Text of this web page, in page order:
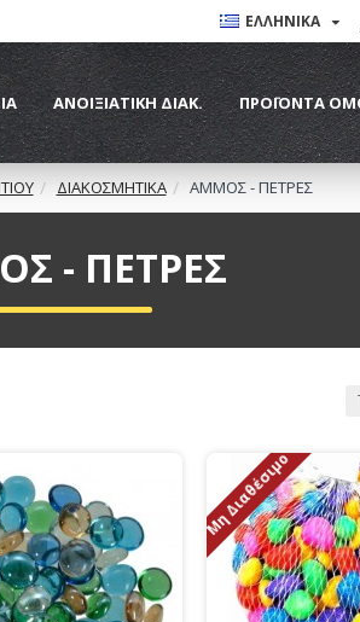
ΕΛΛΗΝΙΚΆ
ΑΝΟΙΞΙΑΤΙΚΗ ΔΙΑΚ. ΠΡΟΪΌΝΤΑ
ΔΙΑΚΟΣΜΗΤΙΚΑ ΑΜΜΟΣ - ΠΕΤΡΕΣ
- ΠΕΤΡΕΣ
Μη Διαθέσιμο